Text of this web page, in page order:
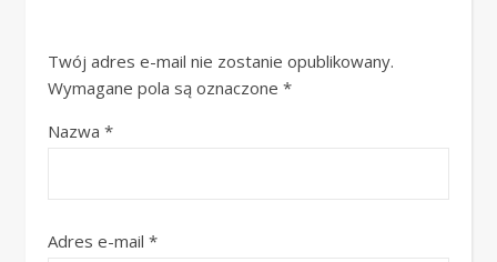
Twój adres e-mail nie zostanie opublikowany.
Wymagane pola są oznaczone *
Nazwa *
Adres e-mail *